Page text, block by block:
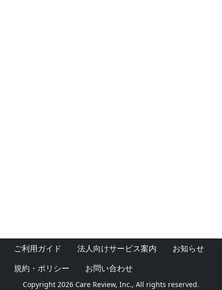
ご利用ガイド 法人向けサービス案内
お知らせ
規約・ポリシー
お問い合わせ
Copyright 2026 Care Review, Inc., All rights reserved.